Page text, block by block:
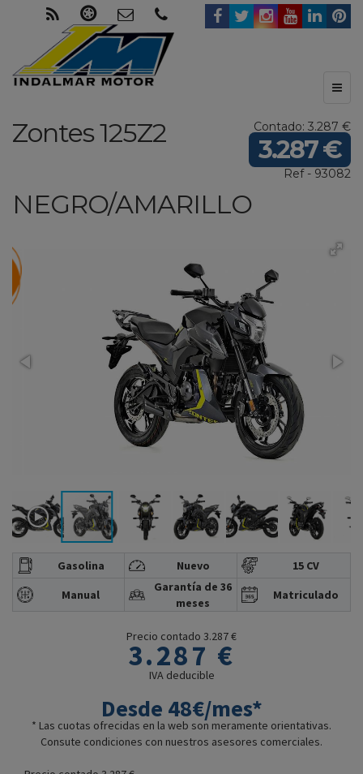
Contado: 3.287 €
3.287 €
Ref - 93082
Zontes125Z2
NEGRO/AMARILLO
Gasolina Nuevo
15 CV
Manual
Garantía de 36
meses
Matriculado
Precio contado 3.287 €
3.287 €
IVA deducible
Desde 48€/mes*
* Las cuotas ofrecidas en la web son meramente orientativas.
Consute condiciones con nuestros asesores comerciales.